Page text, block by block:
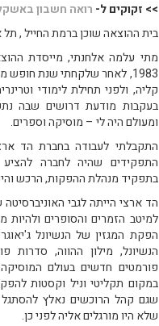
>> זקוקים ל- רואה חשבון
בית ההוצאה שוכן ברמת החייל ,
מתי עלמה אלחנתי, מייסדת
1983, לאחר שלקחתי שנת חופש
קליה, ולפני תחילת לימודי
בעקבות מודעת דרושים שבה
ומעולם היה לי – מוסיקה וספרים.
התקבלתי לעבודה בחברת הד
התפקידים שהיה לחברה
בתפקיד מנהלת ההפקות, הרכש
הד ארצי הייתה לגבי
למיטב הזמרים והסופרים ולהיות
הפקת המגזין של הנשיונל
הנשיונל, מילון ההווה, סדרות
פורמטים חדשים בעולם
במקום תקליטי וניל וקסטות
שגם קהל הרוכשים נאלץ להסתגל
שלא היו מורגלים אליה לפני כן.